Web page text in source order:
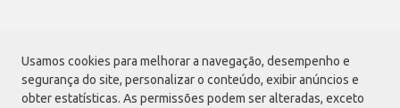
Usamos cookies para melhorar a navegação, desempenho e
segurança do site, personalizar o conteúdo, exibir anúncios e
obter estatísticas. As permissões podem ser alteradas, exceto
Atacadão S.A.
Avenida Morvan Dias de Figueiredo, 6169, Vila Maria, São Paulo - SP | CEP
02170-901 | CNPJ: 75.315.333/0001-09